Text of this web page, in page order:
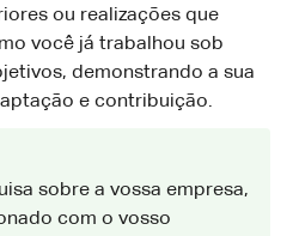
ou realizações que
você já trabalhou sob
demonstrando a sua
e contribuição.
sobre a vossa empresa,
com o vosso